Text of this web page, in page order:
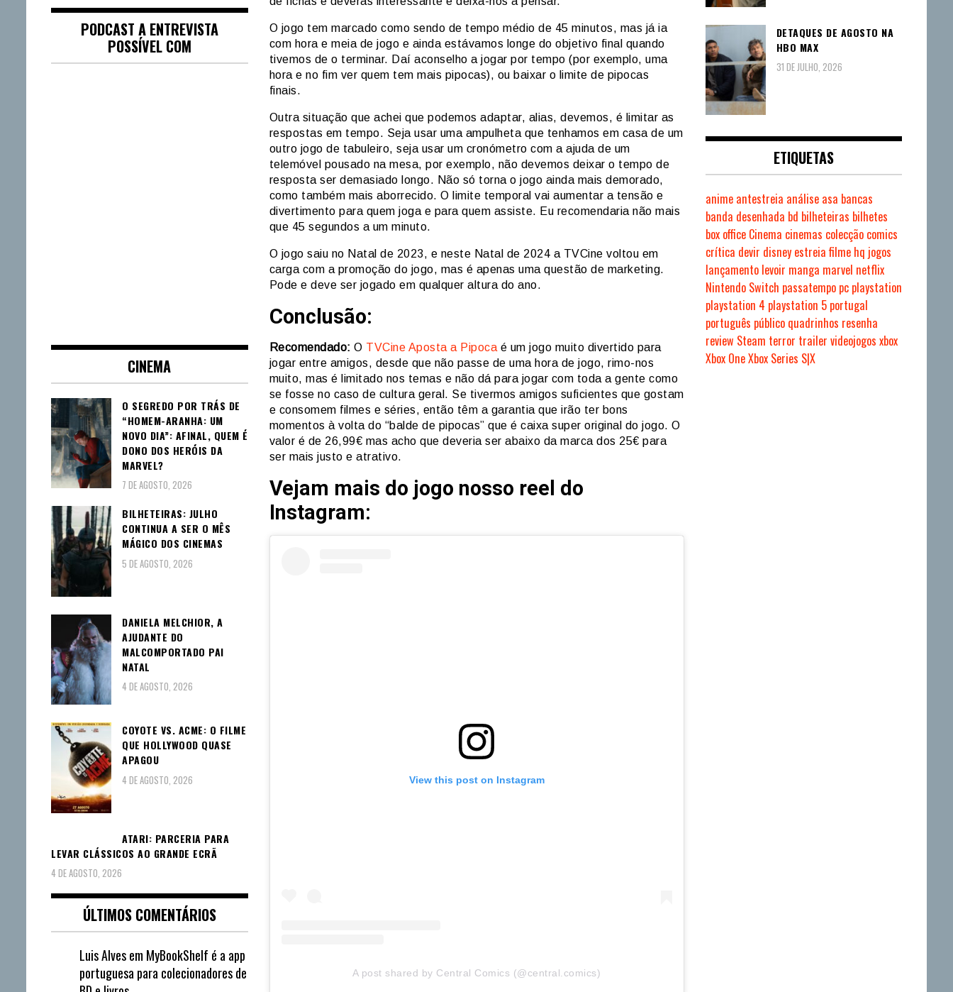
O jogo tem marcado como sendo de tempo médio de 45 minutos, mas já ia
com hora e meia de jogo e ainda estávamos longe do objetivo final quando
tivemos de o terminar. Daí aconselho a jogar por tempo (por exemplo, uma
hora e no fim ver quem tem mais pipocas), ou baixar o limite de pipocas
finais.
Outra situação que achei que podemos adaptar, alias, devemos, é limitar as
respostas em tempo. Seja usar uma ampulheta que tenhamos em casa de um
outro jogo de tabuleiro, seja usar um cronómetro com a ajuda de um
telemóvel pousado na mesa, por exemplo, não devemos deixar o tempo de
resposta ser demasiado longo. Não só torna o jogo ainda mais demorado,
como também mais aborrecido. O limite temporal vai aumentar a tensão e
divertimento para quem joga e para quem assiste. Eu recomendaria não mais
que 45 segundos a um minuto.
O jogo saiu no Natal de 2023, e neste Natal de 2024 a TVCine voltou em
carga com a promoção do jogo, mas é apenas uma questão de marketing.
Pode e deve ser jogado em qualquer altura do ano.
Conclusão:
Recomendado: O TVCine Aposta a Pipoca é um jogo muito divertido para
jogar entre amigos, desde que não passe de uma hora de jogo, rimo-nos
muito, mas é limitado nos temas e não dá para jogar com toda a gente como
se fosse no caso de cultura geral. Se tivermos amigos suficientes que gostam
e consomem filmes e séries, então têm a garantia que irão ter bons
momentos à volta do “balde de pipocas” que é caixa super original do jogo. O
valor é de 26,99€ mas acho que deveria ser abaixo da marca dos 25€ para
ser mais justo e atrativo.
Vejam mais do jogo nosso reel do
Instagram:
View this post on Instagram
A post shared by Central Comics (@central.comics)
PODCAST A ENTREVISTA
POSSÍVEL COM
CINEMA
O SEGREDO POR TRÁS DE
“HOMEM-ARANHA: UM
NOVO DIA”: AFINAL, QUEM É
DONO DOS HERÓIS DA
MARVEL?
7 DE AGOSTO, 2026
BILHETEIRAS: JULHO
CONTINUA A SER O MÊS
MÁGICO DOS CINEMAS
5 DE AGOSTO, 2026
DANIELA MELCHIOR, A
AJUDANTE DO
MALCOMPORTADO PAI
NATAL
4 DE AGOSTO, 2026
COYOTE VS. ACME: O FILME
QUE HOLLYWOOD QUASE
APAGOU
4 DE AGOSTO, 2026
ATARI: PARCERIA PARA
LEVAR CLÁSSICOS AO GRANDE ECRÃ
4 DE AGOSTO, 2026
ÚLTIMOS COMENTÁRIOS
Luis Alvesem MyBookShelf é a app
portuguesa para colecionadores de
DETAQUES DE AGOSTO NA
HBO MAX
31 DE JULHO, 2026
ETIQUETAS
anime antestreia análise asa bancas
banda desenhada bd bilheteiras bilhetes
box office Cinema cinemas colecção comics
crítica devir disney estreiafilme hq jogos
lançamento levoir manga marvel netflix
Nintendo Switch passatempo pc playstation
playstation 4 playstation 5 portugal
português público quadrinhos resenha
review Steam terror trailer videojogos xbox
Xbox OneXbox Series S|X